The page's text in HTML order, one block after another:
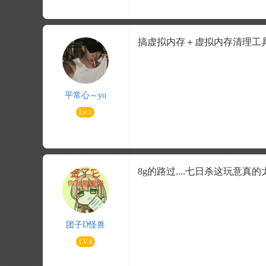
平常心～yo
Lv.1
搞虚拟内存＋虚拟内存清理工
团子D怪兽
LV.4
8g的路过....七日杀这玩意真